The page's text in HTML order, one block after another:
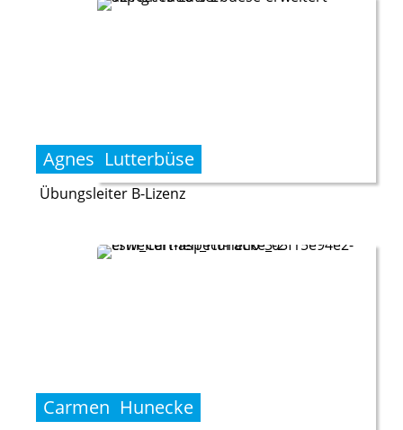
Agnes Lutterbüse
Übungsleiter B-Lizenz
Carmen Hunecke